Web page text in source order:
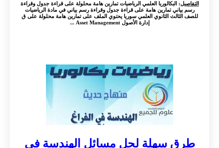
التفاصيل: البكالوريا العلمي الرياضيات تمارين هامة محلولة على قراءة جدول وقراءة
رسم بياني تمارين هامة على قراءة جدول وقراءة رسم بياني في مادة الرياضيات
للصف الثالث الثانوي العلمي سوريا يحتوي الملف على تمارين هامة محلولة على ق
إدارة الأصول Asset Management ...
طرق سهلة لحل مسائل الهندسة في